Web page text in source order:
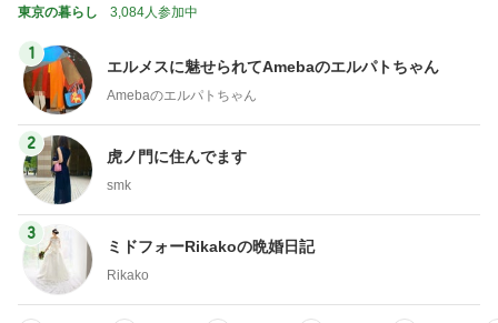
東京の暮らし 3,084人参加中
1
エルメスに魅せられてAmebaのエルパトちゃん
Amebaのエルパトちゃん
2
虎ノ門に住んでます
smk
3
ミドフォーRikakoの晩婚日記
Rikako